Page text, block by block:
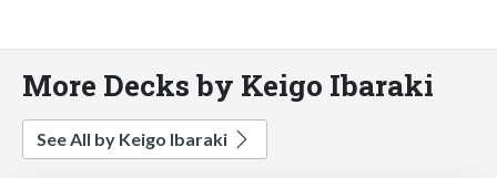
More Decks by Keigo Ibaraki
See All by Keigo Ibaraki